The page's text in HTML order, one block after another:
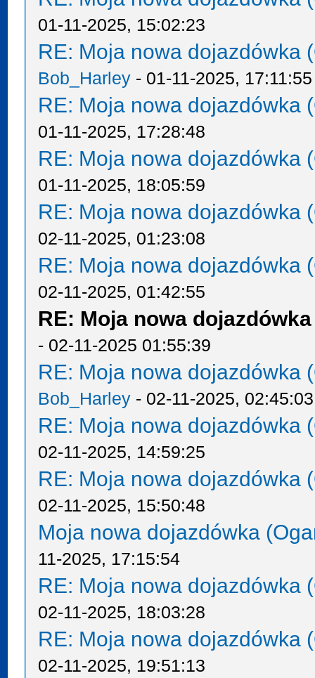
01-11-2025, 15:02:23
RE: Moja nowa dojazdówka
Bob_Harley - 01-11-2025, 17:11:55
RE: Moja nowa dojazdówka
01-11-2025, 17:28:48
RE: Moja nowa dojazdówka
01-11-2025, 18:05:59
RE: Moja nowa dojazdówka
02-11-2025, 01:23:08
RE: Moja nowa dojazdówka
02-11-2025, 01:42:55
RE: Moja nowa
- 02-11-2025 01:55:39
RE: Moja nowa dojazdówka
Bob_Harley - 02-11-2025, 02:45:03
RE: Moja nowa dojazdówka
02-11-2025, 14:59:25
RE: Moja nowa dojazdówka
02-11-2025, 15:50:48
Moja nowa dojazdówka
11-2025, 17:15:54
RE: Moja nowa dojazdówka
02-11-2025, 18:03:28
RE: Moja nowa dojazdówka
02-11-2025, 19:51:13